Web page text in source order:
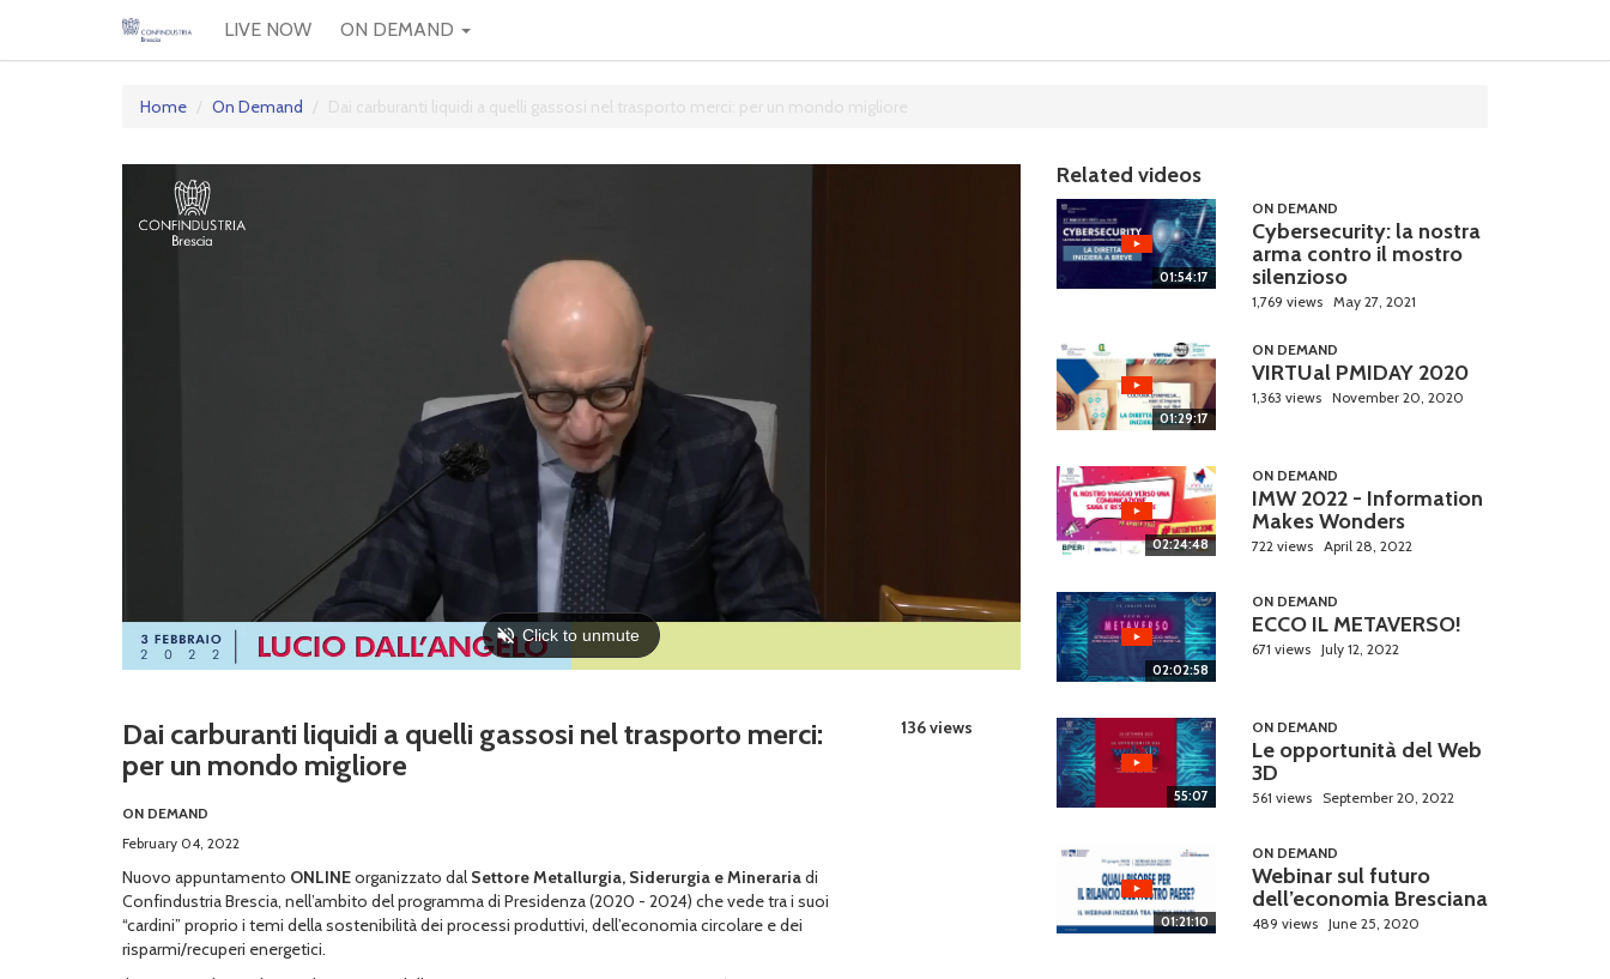
LIVE NOW ON DEMAND
Home On Demand Dai carburanti liquidi a quelli gassosi nel trasporto merci: per un mondo migliore
Dai carburanti liquidi a quelli gassosi nel trasporto merci:
per un mondo migliore
ON DEMAND
136 views
February 04, 2022
Nuovo appuntamento ONLINEorganizzato dal Settore Metallurgia, Siderurgia e Minerariadi
Confindustria Brescia, nell’ambito del programma di Presidenza (2020 - 2024) che vede tra i suoi
“cardini” proprio i temi della sostenibilità dei processi produttivi, dell’economia circolare e dei
risparmi/recuperi energetici.
Related videos
01:54:17
ON DEMAND
Cybersecurity: la nostra
arma contro il mostro
silenzioso
1,769 views May 27, 2021
01:29:17
ON DEMAND
VIRTUal PMIDAY 2020
1,363 views November 20, 2020
02:24:48
ON DEMAND
IMW 2022 - Information
Makes Wonders
722 views April 28, 2022
02:02:58
ON DEMAND
ECCO IL METAVERSO!
671 views July 12, 2022
55:07
ON DEMAND
Le opportunità del Web
3D
561 views September 20, 2022
01:21:10
ON DEMAND
Webinar sul futuro
dell’economia Bresciana
489 views June 25, 2020